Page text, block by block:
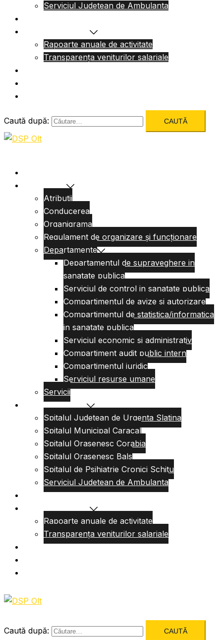
Serviciul Judetean de Ambulanta
Rapoarte anuale de activitate
Transparența veniturilor salariale
Caută după:
Atributii
Conducerea
Organigrama
Regulament de organizare și funcționare
Departamente
Departamentul de supraveghere in
sanatate publica
Serviciul de control in sanatate publica
Compartimentul de avize si autorizare
Compartimentul de statistica/informatica
in sanatate publica
Serviciul economic si administrativ
Compartiment audit public intern
Compartimentul juridic
Serviciul resurse umane
Servicii
Reteaua sanitara
Spitalul Judetean de Urgenta Slatina
Spitalul Municipal Caracal
Spitalul Orasenesc Corabia
Spitalul Orasenesc Bals
Spitalul de Psihiatrie Cronici Schitu
Serviciul Judetean de Ambulanta
Centre de permanenta
Rapoarte anuale de activitate
Transparența veniturilor salariale
Informatii utile
Caută după: